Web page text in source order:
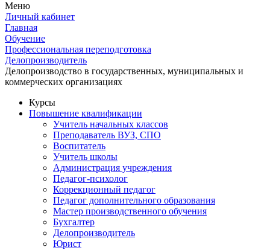
Меню
Личный кабинет
Главная
Обучение
Профессиональная переподготовка
Делопроизводитель
Делопроизводство в государственных, муниципальных и
коммерческих организациях
Курсы
Повышение квалификации
Учитель начальных классов
Преподаватель ВУЗ, СПО
Воспитатель
Учитель школы
Администрация учреждения
Педагог-психолог
Коррекционный педагог
Педагог дополнительного образования
Мастер производственного обучения
Бухгалтер
Делопроизводитель
Юрист